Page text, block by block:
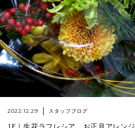
2022.12.29 スタッフブログ